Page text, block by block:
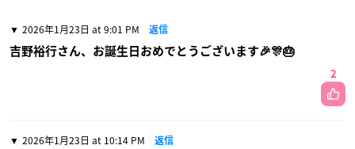
2026年1月23日 at 9:01 PM 返信
吉野裕行さん、お誕生日おめでとうございます🎉🎊🎂
2
2026年1月23日 at 10:14 PM 返信